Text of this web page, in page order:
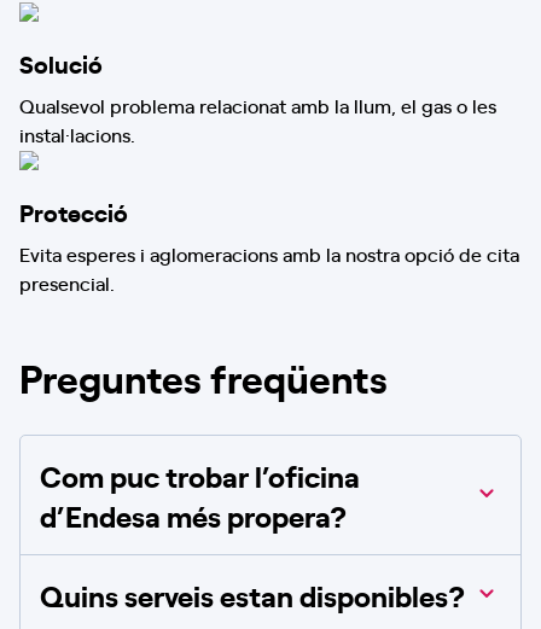
Solució
Qualsevol problema relacionat amb la llum, el gas o les
instal·lacions.
Protecció
Evita esperes i aglomeracions amb la nostra opció de cita
presencial.
Preguntes freqüents
Com puc trobar l’oficina
d’Endesa més propera?
Quins serveis estan disponibles?